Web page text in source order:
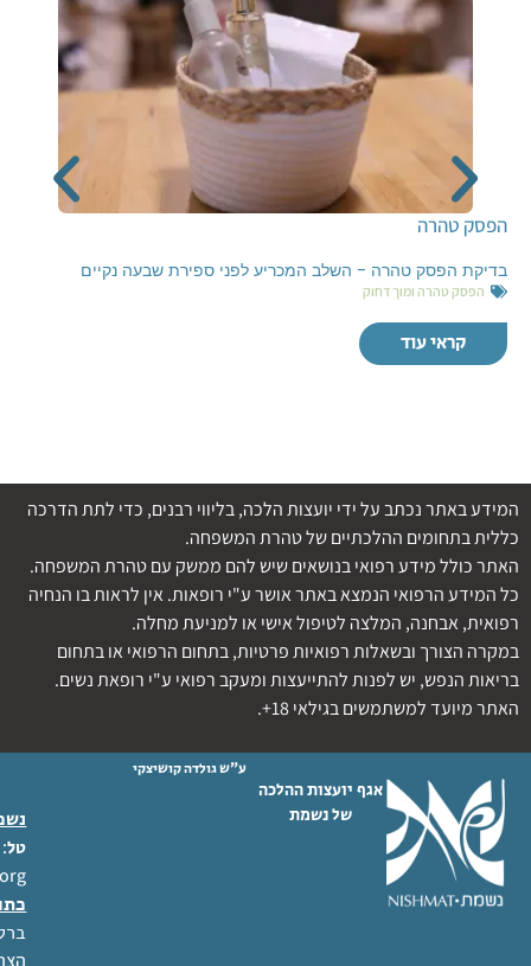
הפסק טהרה
בדיקת הפסק טהרה - השלב המכריע לפני ספירת שבעה נקיים
הפסק טהרה ומוך דחוק
קראי עוד
המידע באתר נכתב על ידי יועצות הלכה, בליווי רבנים, כדי לתת הדרכה
כללית בתחומים ההלכתיים של טהרת המשפחה.
האתר כולל מידע רפואי בנושאים שיש להם ממשק עם טהרת המשפחה.
כל המידע הרפואי הנמצא באתר אושר ע"י רופאות. אין לראות בו הנחיה
רפואית, אבחנה, המלצה לטיפול אישי או למניעת מחלה.
במקרה הצורך ובשאלות רפואיות פרטיות, בתחום הרפואי או בתחום
בריאות הנפש, יש לפנות להתייעצות ומעקב רפואי ע"י רופאת נשים.
האתר מיועד למשתמשים בגילאי 18+.
אגף יועצות ההלכה
של נשמת
ע"ש גולדה קושיצקי
טל: 02-6404333
ברל